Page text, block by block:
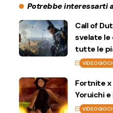
Potrebbe interessarti
Call of
svelate le
tutte le
Fortnite x
Yoruichi e